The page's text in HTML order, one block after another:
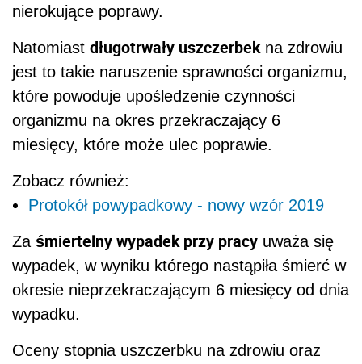
nierokujące poprawy.
Natomiast długotrwały uszczerbek na zdrowiu
jest to takie naruszenie sprawności organizmu,
które powoduje upośledzenie czynności
organizmu na okres przekraczający 6
miesięcy, które może ulec poprawie.
Zobacz również:
Protokół powypadkowy - nowy wzór 2019
Za śmiertelny wypadek przy pracy uważa się
wypadek, w wyniku którego nastąpiła śmierć w
okresie nieprzekraczającym 6 miesięcy od dnia
wypadku.
Oceny stopnia uszczerbku na zdrowiu oraz